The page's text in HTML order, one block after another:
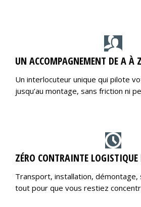
UN ACCOMPAGNEMENT DE A À Z
Un interlocuteur unique qui pilote
jusqu’au montage, sans friction ni
ZÉRO CONTRAINTE LOGISTIQUE
Transport, installation, démontage,
tout pour que vous restiez